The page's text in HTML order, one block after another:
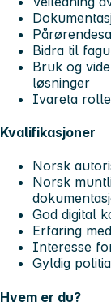
Bidra til
Bruk og
løsninger
Ivareta
Kvalifikasjoner
Norsk
Norsk
God digital
Erfaring
Interesse
Gyldig
Hvem er du?